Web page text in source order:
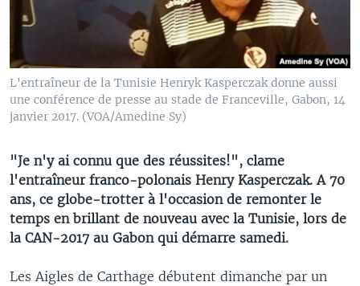
L'entraîneur de la Tunisie Henryk Kasperczak donne aussi
une conférence de presse au stade de Franceville, Gabon, 14
janvier 2017. (VOA/Amedine Sy)
"Je n'y ai connu que des réussites!", clame
l'entraîneur franco-polonais Henry Kasperczak. A 70
ans, ce globe-trotter à l'occasion de remonter le
temps en brillant de nouveau avec la Tunisie, lors de
la CAN-2017 au Gabon qui démarre samedi.
Les Aigles de Carthage débutent dimanche par un